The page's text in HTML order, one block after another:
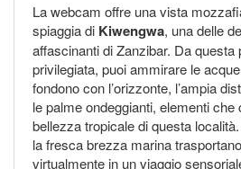
La webcam offre una vista
spiaggia di Kiwengwa, una delle
affascinanti di Zanzibar. Da questa
privilegiata, puoi ammirare le
fondono con l’orizzonte, l’ampia
le palme ondeggianti, elementi
bellezza tropicale di questa
la fresca brezza marina
virtualmente in un viaggio